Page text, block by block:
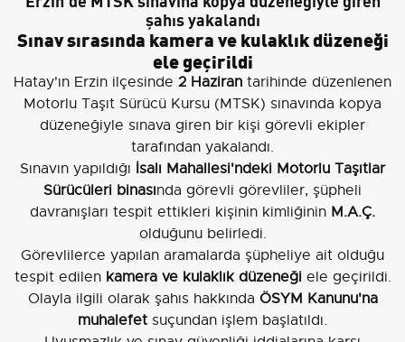
şahıs yakalandı
Sınav sırasında kamera ve kulaklık düzeneği
ele geçirildi
Hatay'ın Erzin ilçesinde 2 Haziran tarihinde düzenlenen
Motorlu Taşıt Sürücü Kursu (MTSK) sınavında kopya
düzeneğiyle sınava giren bir kişi görevli ekipler
tarafından yakalandı.
Sınavın yapıldığı İsalı Mahallesi'ndeki Motorlu Taşıtlar
Sürücüleri binasında görevli görevliler, şüpheli
davranışları tespit ettikleri kişinin kimliğinin M.A.Ç.
olduğunu belirledi.
Görevlilerce yapılan aramalarda şüpheliye ait olduğu
tespit edilen kamera ve kulaklık düzeneğiele geçirildi.
Olayla ilgili olarak şahıs hakkında ÖSYM Kanunu'na
muhalefet suçundan işlem başlatıldı.